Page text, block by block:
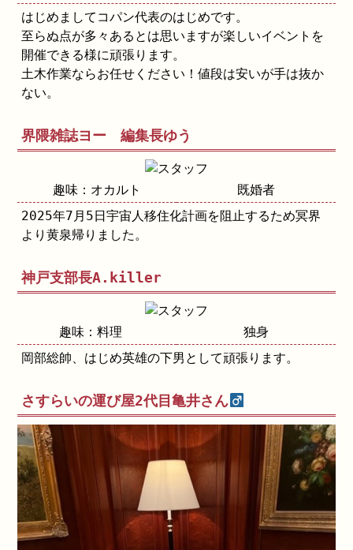
はじめましてコパン代表のはじめです。
至らぬ点が多々あるとは思いますが楽しいイベントを
開催できる様に頑張ります。
土木作業ならお任せください！値段は安いが手は抜か
ない。
界隈雑誌ヨー 編集長ゆう
趣味：オカルト
既婚者
2025年7月5日宇宙人移住化計画を阻止するため冥界
より黄泉帰りました。
神戸支部長A.killer
趣味：料理
独身
岡部総帥、はじめ英雄の下男として頑張ります。
さすらいの運び屋2代目亀井さん